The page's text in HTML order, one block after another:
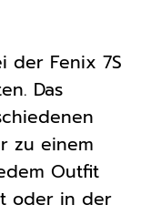
der Fenix 7S
Das
zu einem
Outfit
oder in der